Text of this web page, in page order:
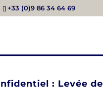
+33 (0)9 86 34 64 69
: Levée de